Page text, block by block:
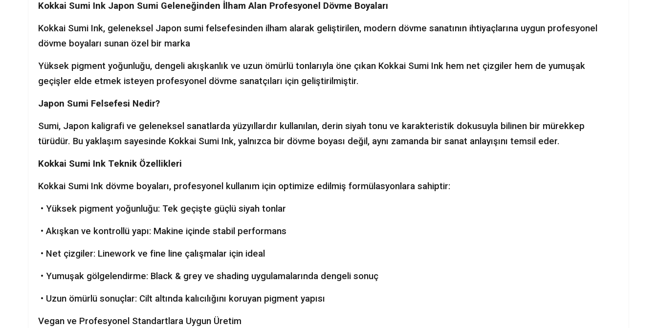
Kokkai Sumi Ink Japon Sumi Geleneğinden İlham Alan Profesyonel Dövme Boyaları
Kokkai Sumi Ink, geleneksel Japon sumi felsefesinden ilham alarak geliştirilen, modern dövme sanatının ihtiyaçlarına uygun profesyonel
dövme boyaları sunan özel bir marka
Yüksek pigment yoğunluğu, dengeli akışkanlık ve uzun ömürlü tonlarıyla öne çıkan Kokkai Sumi Ink hem net çizgiler hem de yumuşak
geçişler elde etmek isteyen profesyonel dövme sanatçıları için geliştirilmiştir.
Japon Sumi Felsefesi Nedir?
Sumi, Japon kaligrafi ve geleneksel sanatlarda yüzyıllardır kullanılan, derin siyah tonu ve karakteristik dokusuyla bilinen bir mürekkep
türüdür. Bu yaklaşım sayesinde Kokkai Sumi Ink, yalnızca bir dövme boyası değil, aynı zamanda bir sanat anlayışını temsil eder.
Kokkai Sumi Ink Teknik Özellikleri
Kokkai Sumi Ink dövme boyaları, profesyonel kullanım için optimize edilmiş formülasyonlara sahiptir:
• Yüksek pigment yoğunluğu: Tek geçişte güçlü siyah tonlar
• Akışkan ve kontrollü yapı: Makine içinde stabil performans
• Net çizgiler: Linework ve fine line çalışmalar için ideal
• Yumuşak gölgelendirme: Black & grey ve shading uygulamalarında dengeli sonuç
• Uzun ömürlü sonuçlar: Cilt altında kalıcılığını koruyan pigment yapısı
Vegan ve Profesyonel Standartlara Uygun Üretim